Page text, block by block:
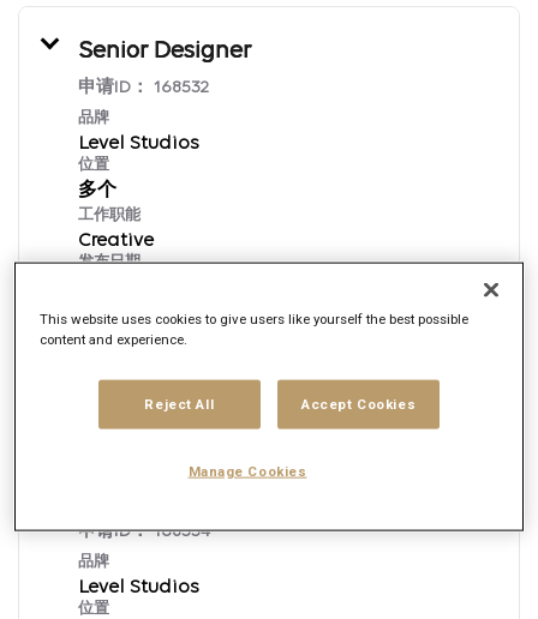
Senior Designer
申请ID： 168532
品牌
Level Studios
位置
多个
工作职能
Creative
发布日期
申请ID：168534
品牌
Level Studios
位置
This website uses cookies to give users like yourself the best possible
content and experience.
Reject All Accept Cookies
Manage Cookies